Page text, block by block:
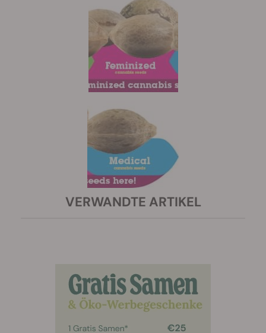
VERWANDTE ARTIKEL